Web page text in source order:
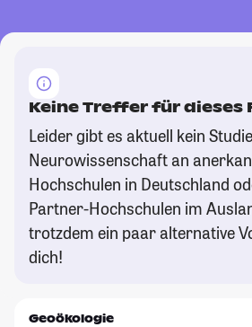
Keine Treffer für dieses
Leider gibt es aktuell kein
Neurowissenschaft an
Hochschulen in Deutschland
Partner-Hochschulen im
trotzdem ein paar alternative
dich!
Geoökologie